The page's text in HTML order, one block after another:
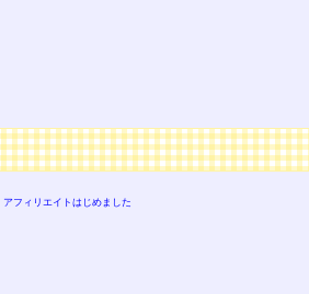
アフィリエイトはじめました